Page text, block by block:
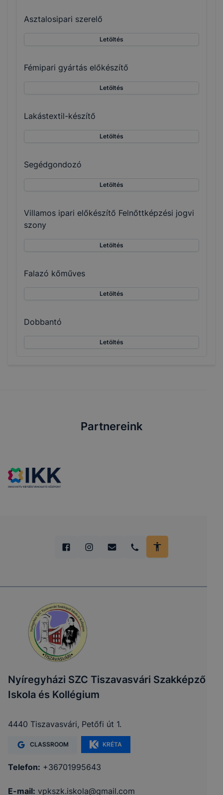
Asztalosipari szerelő
Letöltés
Fémipari gyártás előkészítő
Letöltés
Lakástextil-készítő
Letöltés
Segédgondozó
Letöltés
Villamos ipari előkészítő Felnőttképzési jogvi
szony
Letöltés
Falazó kőműves
Letöltés
Dobbantó
Letöltés
Partnereink
Nyíregyházi SZC Tiszavasvári Szakképző
Iskola és Kollégium
4440 Tiszavasvári, Petőfi út 1.
CLASSROOM KRÉTA
Telefon: +36701995643
E-mail: vpkszk.iskola@gmail.com